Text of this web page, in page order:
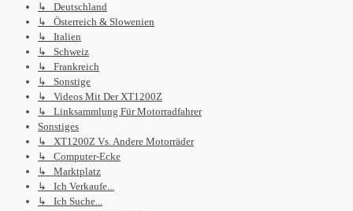
↳ Deutschland
↳ Österreich & Slowenien
↳ Italien
↳ Schweiz
↳ Frankreich
↳ Sonstige
↳ Videos Mit Der XT1200Z
↳ Linksammlung Für Motorradfahrer
Sonstiges
↳ XT1200Z Vs. Andere Motorräder
↳ Computer-Ecke
↳ Marktplatz
↳ Ich Verkaufe...
↳ Ich Suche...